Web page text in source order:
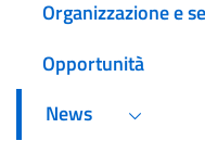
Organizzazione e
Opportunità
News